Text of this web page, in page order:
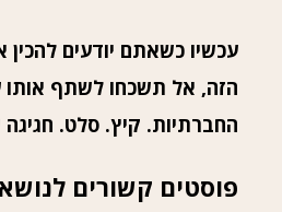
עכשיו כשאתם יודעים להכין את
הזה, אל תשכחו לשתף אותו עם
החברתיות. קיץ. סלט. חגיגה של
פוסטים קשורים לנושא: